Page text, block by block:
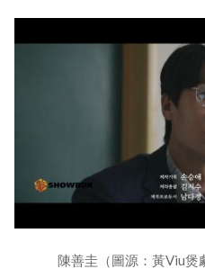
陳善圭（圖源：黃Viu煲